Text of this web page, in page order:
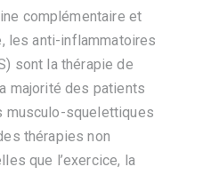
complémentaire et
les anti-inflammatoires
sont la thérapie de
majorité des patients
musculo-squelettiques
thérapies non
que l’exercice, la